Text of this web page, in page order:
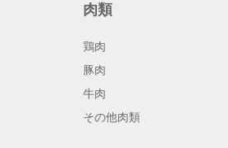
肉類
鶏肉
豚肉
牛肉
その他肉類